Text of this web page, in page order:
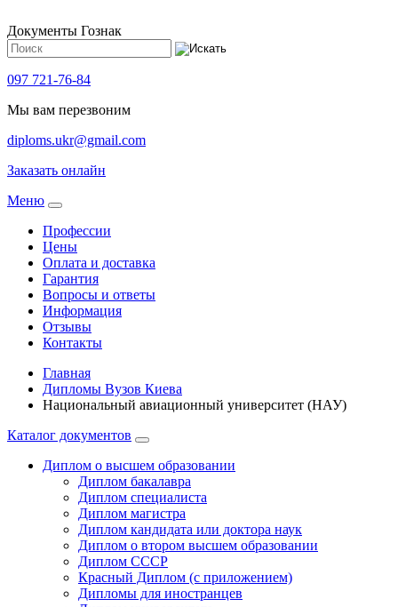
Документы Гознак
097 721-76-84
Мы вам перезвоним
diploms.ukr@gmail.com
Заказать онлайн
Meню
Профессии
Цены
Оплата и доставка
Гарантия
Вопросы и ответы
Информация
Отзывы
Контакты
Главная
Дипломы Вузов Киева
Национальный авиационный университет (НАУ)
Каталог документов
Диплом о высшем образовании
Диплом бакалавра
Диплом специалиста
Диплом магистра
Диплом кандидата или доктора наук
Диплом о втором высшем образовании
Диплом СССР
Красный Диплом (с приложением)
Дипломы для иностранцев